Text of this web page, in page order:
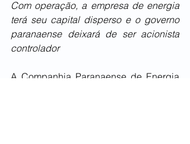
Com operação, a empresa de energia
terá seu capital disperso e o governo
paranaense deixará de ser acionista
controlador
A Companhia Paranaense de Energia